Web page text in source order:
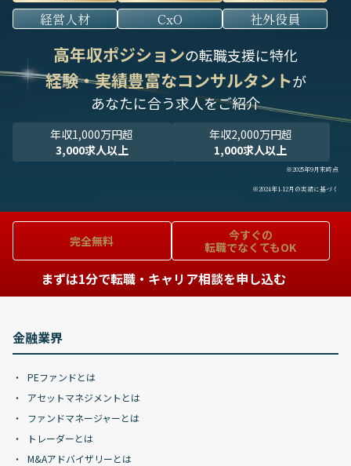
経営人材 CxO 社外役員
高年収ポジションの転職支援に特化
経験・実績豊富なコンサルタントが
あなたに合う求人をご紹介
年収1,000万円超
3,000求人以上
年収2,000万円超
1,000求人以上
※2025年9月末時点
※2024年1-12月の実績に基づく
完全無料
今すぐの
転職でなくてもOK
まずは1分で転職・キャリア相談を申し込む
金融業界
PEファンドとは
アセットマネジメントとは
ファンドマネージャーとは
トレーダーとは
M&Aアドバイザリーとは